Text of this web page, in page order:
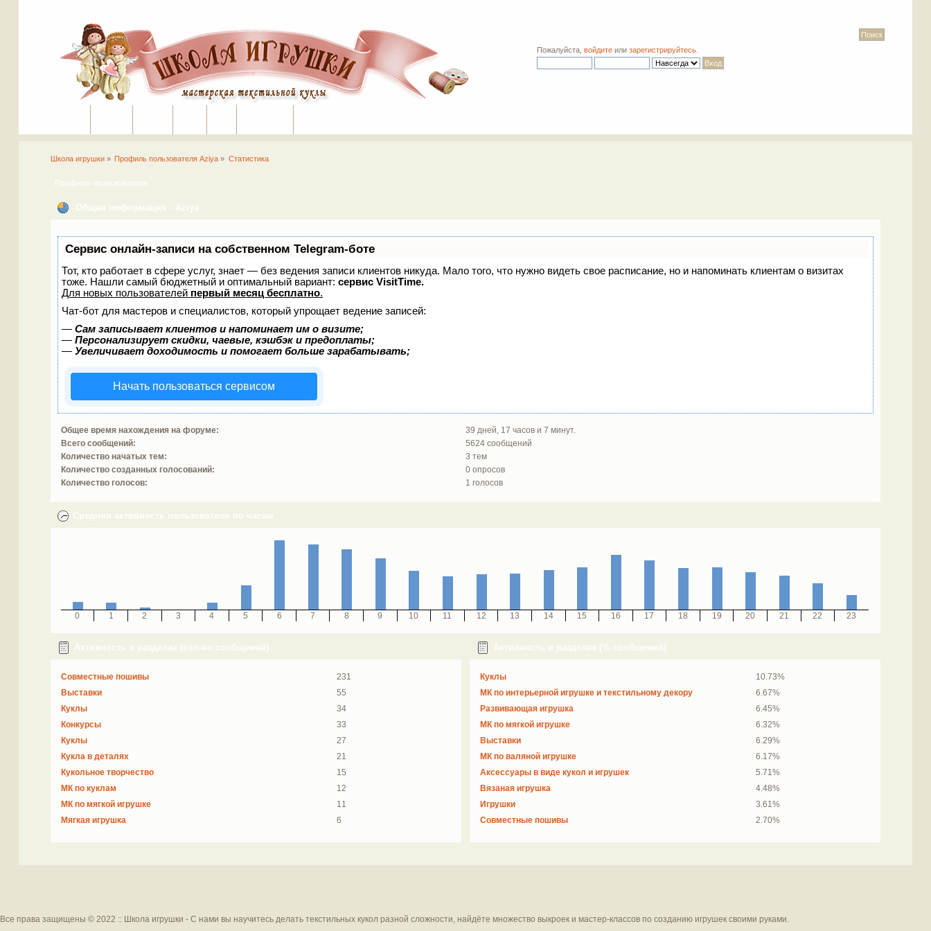
Пожалуйста,войдите илизарегистрируйтесь
Школа игрушки » Профиль пользователя Aziya » Статистика
Профиль пользователя
Общая информация - Aziya
Сервис онлайн-записи на собственном Telegram-боте
Тот, кто работает в сфере услуг, знает — без ведения записи клиентов никуда. Мало того, что нужно видеть свое расписание, но и напоминать клиентам о визитах
тоже. Нашли самый бюджетный и оптимальный вариант: сервис VisitTime.
Для новых пользователей первый месяц бесплатно.
Чат-бот для мастеров и специалистов, который упрощает ведение записей:
— Сам записывает клиентов и напоминает им о визите;
— Персонализирует скидки, чаевые, кэшбэк и предоплаты;
— Увеличивает доходимость и помогает больше зарабатывать;
Начать пользоваться сервисом
Общее время нахождения на форуме:
39 дней, 17 часов и 7 минут.
Всего сообщений:
5624 сообщений
Количество начатых тем:
3 тем
Количество созданных голосований:
0 опросов
Количество голосов:
1 голосов
Средняя активность пользователя по часам
0 1 2 3 4 5 6 7 8 9 10 11 12 13 14 15 16 17 18 19 20 21 22 23
Активность в разделах (кол-во сообщений)
Совместные пошивы
231
Выставки
55
Куклы
34
Конкурсы
33
Куклы
27
Кукла в деталях
21
Кукольное творчество
15
МК по куклам
12
МК по мягкой игрушке
11
Мягкая игрушка
6
Активность в разделах (% сообщений)
Куклы
10.73%
МК по интерьерной игрушке и текстильному декору
6.67%
Развивающая игрушка
6.45%
МК по мягкой игрушке
6.32%
Выставки
6.29%
МК по валяной игрушке
6.17%
Аксессуары в виде кукол и игрушек
5.71%
Вязаная игрушка
4.48%
Игрушки
3.61%
Совместные пошивы
2.70%
Все права защищены © 2022 :: Школа игрушки - С нами вы научитесь делать текстильных кукол разной сложности, найдёте множество выкроек и мастер-классов по созданию игрушек своими руками.